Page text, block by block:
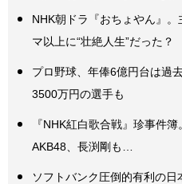
NHK朝ドラ『おちょやん』
マ以上に“壮絶人生”だった？
プロ野球、年俸6億円台は過
3500万円の選手も
『NHK紅白歌合戦』珍事件
AKB48、長渕剛も…
ソフトバンク圧倒的有利の